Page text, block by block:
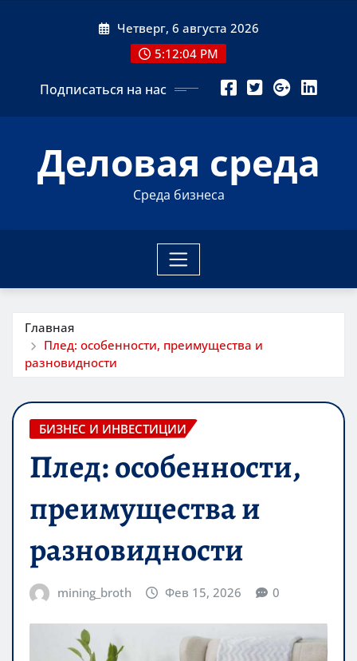
Четверг, 6 августа 2026
5:12:06 PM
Подписаться на нас
Деловая среда
Среда бизнеса
Главная
Плед: особенности, преимущества и
разновидности
БИЗНЕС И ИНВЕСТИЦИИ
Плед: особенности,
преимущества и
разновидности
mining_broth Фев 15, 2026 0